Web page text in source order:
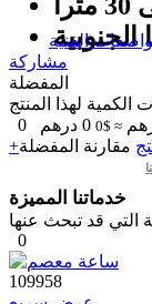
الفنية
مشاركة
المفضلة
الكمية لهذا المنتج
0
≈ $0
0 درهم
مقارنة المفضلة
خدماتنا المميزة
التي قد تبحث عنها
0
109958